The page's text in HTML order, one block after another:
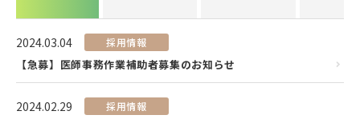
2024.03.04 採用情報
【急募】医師事務作業補助者募集のお知らせ
2024.02.29 採用情報